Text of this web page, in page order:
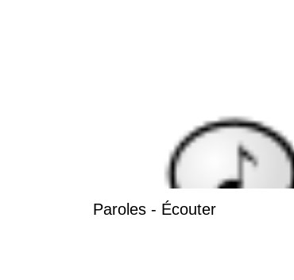
Paroles - Écouter